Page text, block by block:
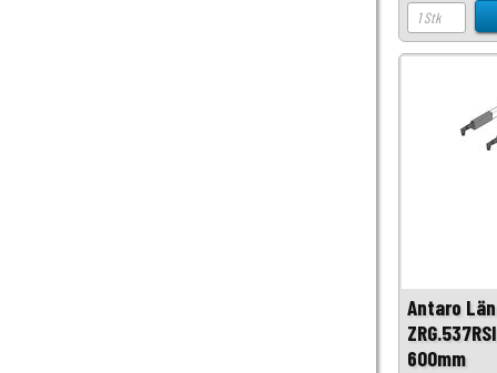
Antaro
600mm